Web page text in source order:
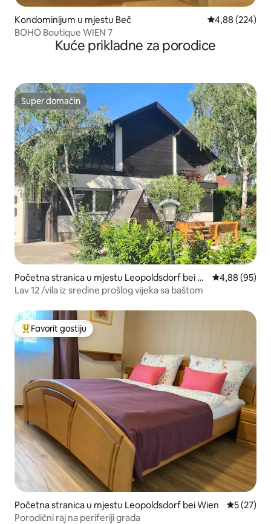
Kondominijum u mjestu Beč prosječna
4,88 (224)
BOHO Boutique WIEN 7
Kuće prikladne za porodice
Super domaćin
Super domaćin
Početna stranica u mjestu Leopoldsdorf bei W
ien
prosječna
4,88 (95)
Lav 12 /vila iz sredine prošlog vijeka sa baštom
Glavni favorit gostiju
Favorit gostiju
Početna stranica u mjestu Leopoldsdorf bei Wien prosječna
5 (27)
Porodični raj na periferiji grada